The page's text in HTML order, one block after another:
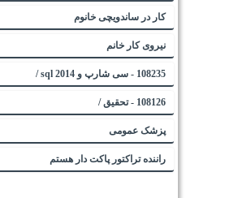
کار در ساندویچی خانوم
نیروی کار خانم
108235 - سی شارپ و sql 2014 /
108126 - تحقیق /
پزشک عمومی
راننده تراکتور پاکت دار هستم